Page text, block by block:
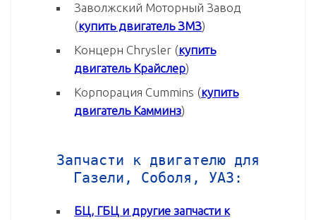
Заволжский Моторный Завод
(купить двигатель ЗМЗ)
Концерн Chrysler (купить
двигатель Крайслер)
Корпорация Cummins (купить
двигатель Камминз)
Запчасти к двигателю для
Газели, Соболя, УАЗ:
БЦ, ГБЦ и другие запчасти к